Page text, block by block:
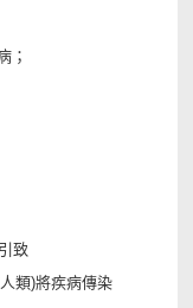
；
致
類)將疾病傳染